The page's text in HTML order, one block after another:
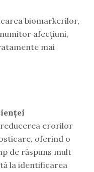
biomarkerilor,
afecțiuni,
mai
reducerea erorilor
oferind o
de răspuns mult
la identificarea